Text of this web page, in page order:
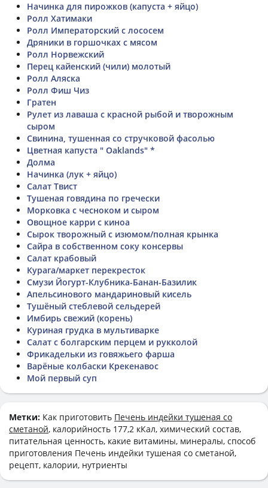
Начинка для пирожков (капуста + яйцо)
Ролл Хатимаки
Ролл Императорский с лососем
Дряники в горшочках с мясом
Ролл Норвежский
Перец кайенский (чили) молотый
Ролл Аляска
Ролл Фиш Чиз
Гратен
Рулет из лаваша с красной рыбой и творожным
сыром
Свинина, тушенная со стручковой фасолью
Цветная капуста " Oaklands" *
Долма
Начинка (лук + яйцо)
Салат Твист
Тушеная говядина по гречески
Морковка с чесноком и сыром
Овощное карри с киноа
Сырок творожный с изюмом/полная крынка
Сайра в собственном соку консервы
Салат крабовый
Курага/маркет перекресток
Смузи Йогурт-Клубника-Банан-Базилик
Апельсинового мандариновый кисель
Тушёный стеблевой сельдерей
Имбирь свежий (корень)
Куриная грудка в мультиварке
Салат с болгарским перцем и рукколой
Фрикадельки из говяжьего фарша
Варёные колбаски Крекенавос
Мой первый суп
Метки: Как приготовить Печень индейки тушеная со
сметаной, калорийность 177,2 кКал, химический состав,
питательная ценность, какие витамины, минералы, способ
приготовления Печень индейки тушеная со сметаной,
рецепт, калории, нутриенты